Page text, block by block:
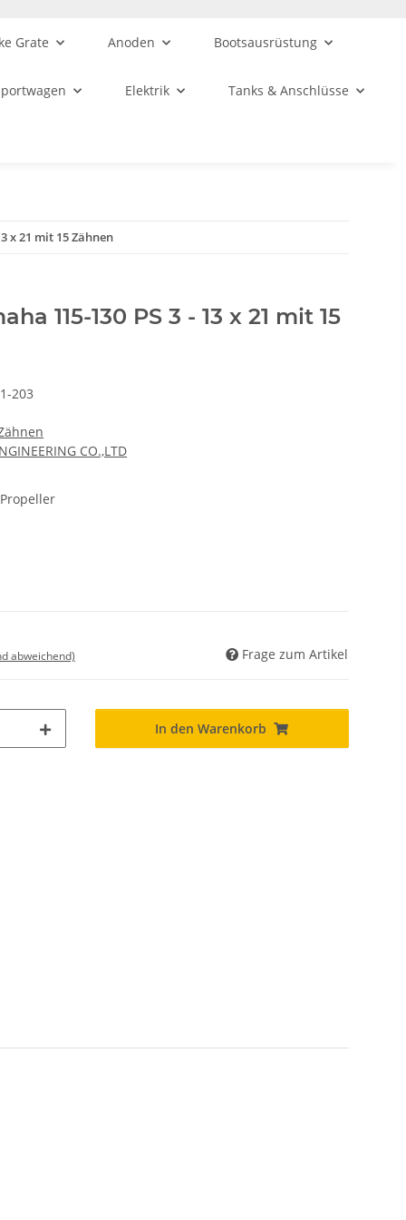
Grate Anoden Bootsausrüstung
Elektrik Tanks & Anschlüsse
x 21 mit 15 Zähnen
115-130 PS 3 - 13 x 21 mit 15
203
CO.,LTD
abweichend) Frage zum Artikel
In den Warenkorb